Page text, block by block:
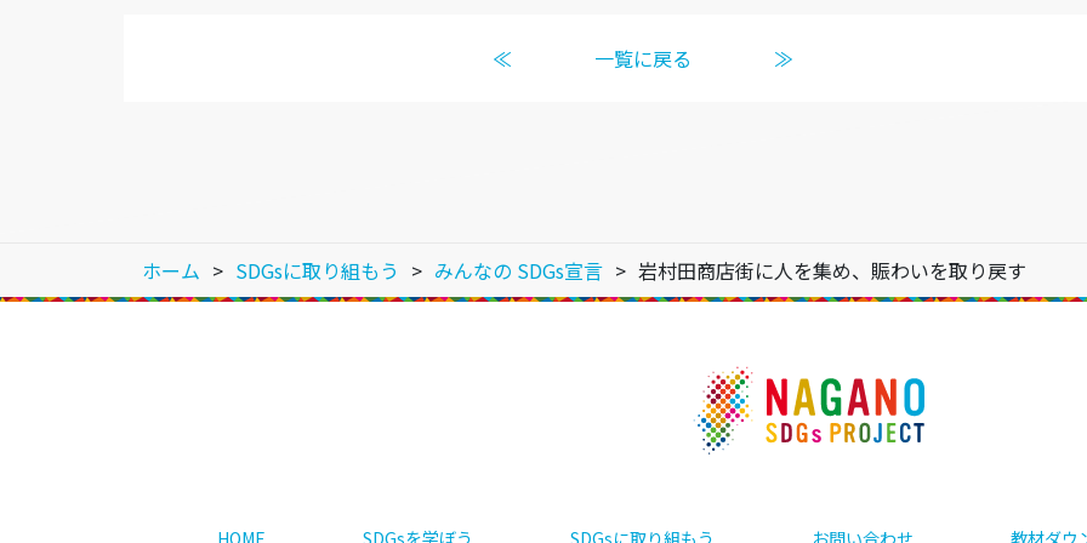
≪ 一覧に戻る ≫
ホーム SDGsに取り組もう みんなの SDGs宣言 岩村田商店街に人を集め、賑わいを取り戻す
HOME SDGsを学ぼう SDGsに取り組もう お問い合わせ 教材ダウ